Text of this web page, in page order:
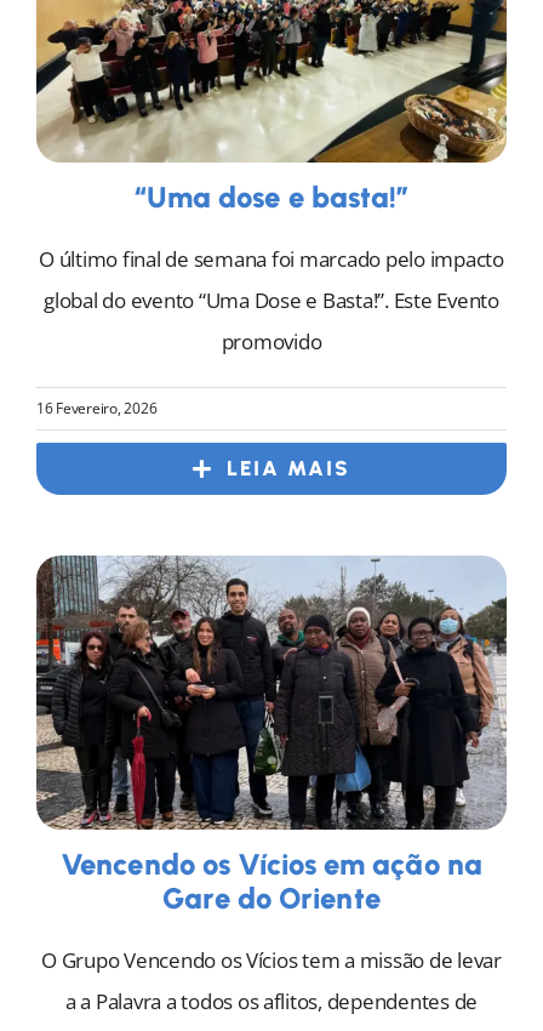
“Uma dose e basta!”
O último final de semana foi marcado pelo impacto
global do evento “Uma Dose e Basta!”. Este Evento
promovido
16 Fevereiro, 2026
LEIA MAIS
Vencendo os Vícios em ação na
Gare do Oriente
O Grupo Vencendo os Vícios tem a missão de levar
a a Palavra a todos os aflitos, dependentes de